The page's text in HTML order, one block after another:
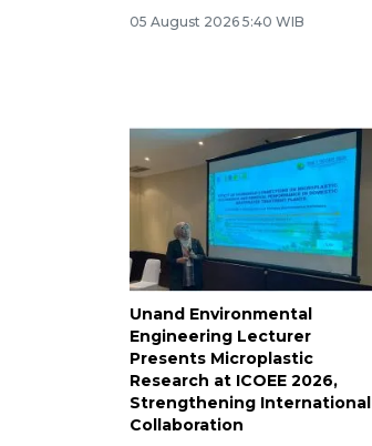
05 August 2026 5:40 WIB
Unand Environmental
Engineering Lecturer
Presents Microplastic
Research at ICOEE 2026,
Strengthening International
Collaboration